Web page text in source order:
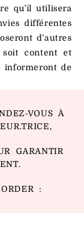
qu’il utilisera
différentes
d’autres
soit content et
informeront de
VOUS À
GARANTIR
: